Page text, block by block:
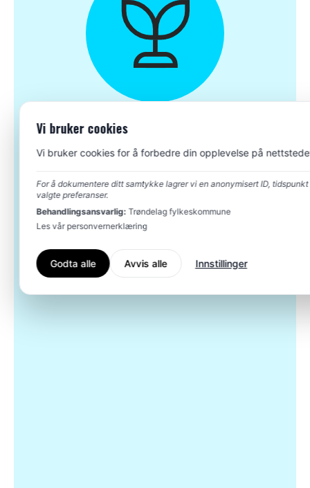
Vi bruker cookies
Vi bruker cookies for å forbedre din opplevelse på
For å dokumentere ditt samtykke lagrer vi en anonymisert ID, tidspunkt
valgte preferanser.
Behandlingsansvarlig: Trøndelag fylkeskommune
Les vår personvernerklæring
Godta alle Avvis alle Innstillinger